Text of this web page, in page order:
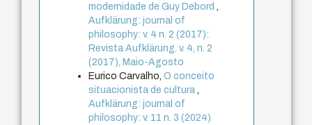
modernidade de Guy Debord
Aufklärung: journal of
philosophy: v. 4 n. 2 (2017):
Revista Aufklärung. v. 4, n. 2
(2017), Maio-Agosto
Eurico Carvalho,O conceito
situacionista de cultura
Aufklärung: journal of
philosophy: v. 11 n. 3 (2024)